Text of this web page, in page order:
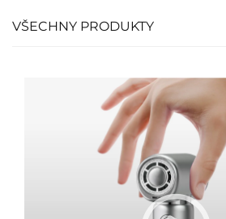
VŠECHNY PRODUKTY